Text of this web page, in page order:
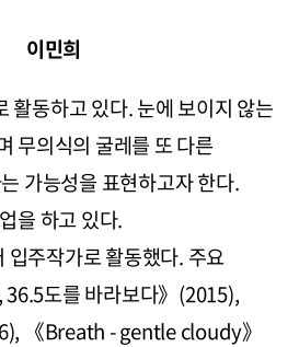
이민희
활동하고 있다. 눈에 보이지 않는
무의식의 굴레를 또 다른
가능성을 표현하고자 한다.
을 하고 있다.
주작가로 활동했다. 주요
도를 바라보다》(2015),
《Breath - gentle cloudy》